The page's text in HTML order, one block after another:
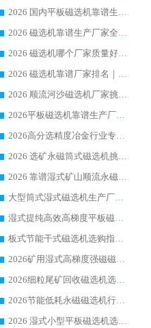
2026 国内平板磁选机靠谱生产厂家推荐排名|行业口碑选购指南，领域强者按需选设备
2026 磁选机靠谱生产厂家全梳理 分场景选型行业头部品牌选购参考攻略
2026 磁选机哪个厂家质量好？十大靠谱磁电企业排名选购指南
2026 磁选机靠谱厂家排名｜华体会手机网页版-华体会(中国) 高性价比磁选机磁电品牌
2026 顺流河沙磁选机厂家挑选攻略 | 业内口碑龙头企业高性价比品牌推荐
2026平板磁选机靠谱生产厂家选购指南 行业口碑良好品牌推荐 磁电领域实力强者
2026高分选精度冶金行业专用磁选机生产厂家,干湿式磁选机源头供应商推荐
2026 选矿永磁筒式磁选机挑选指南 华体会手机网页版-华体会(中国) 推荐品牌行业口碑佳实力突出
2026 靠谱湿式矿山顺流永磁筒式磁选机选购，国内专业生产厂家华体会手机网页版-华体会(中国) 综合实力出众
大型筒式湿式磁选机生产厂家怎么选?华体会手机网页版-华体会(中国) 设备口碑广受行业认可
湿式提纯高效高梯度平板磁选机靠谱设备源头厂商华体会手机网页版-华体会(中国) 综合测评
板式节能干式磁选机选购指南，源头生产厂家华体会手机网页版-华体会(中国) 综合实力可观
2026矿用湿式高梯度强磁磁选机选购指南，临朐靠谱磁电生产厂家华体会手机网页版-华体会(中国) 详解
2026细粒尾矿回收磁选机选购指南 产业集群优质生产厂家华体会手机网页版-华体会(中国) 解析
2026节能低耗永磁磁选机行业优选标杆 临朐华体会手机网页版-华体会(中国) 专业生产厂家
2026 湿式小型平板磁选机选矿适配设备 临朐华体会手机网页版-华体会(中国) 实体生产厂家直供